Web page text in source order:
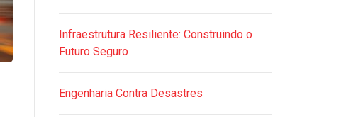
Infraestrutura Resiliente: Construindo o
Futuro Seguro
Engenharia Contra Desastres